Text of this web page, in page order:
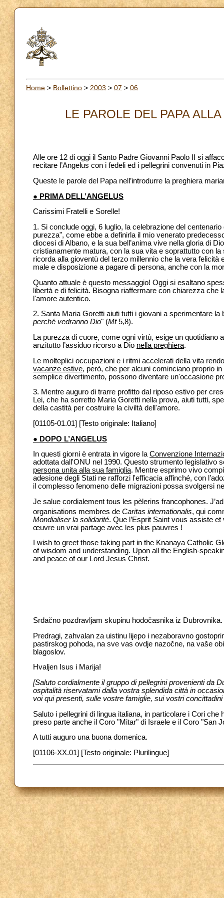
Home > Bollettino > 2003 > 07 > 06
LE PAROLE DEL PAPA
Alle ore 12 di oggi il Santo Padre Giovanni Paolo II si
recitare l’Angelus con i fedeli ed i pellegrini convenuti in
Queste le parole del Papa nell’introdurre la preghiera
● PRIMA DELL’ANGELUS
Carissimi Fratelli e Sorelle!
1. Si conclude oggi, 6 luglio, la celebrazione del
purezza", come ebbe a definirla il mio venerato
diocesi di Albano, e la sua bell’anima vive nella gloria di
cristianamente matura, con la sua vita e soprattutto con
ricorda alla gioventù del terzo millennio che la vera
male e disposizione a pagare di persona, anche con la
Quanto attuale è questo messaggio! Oggi si esaltano
libertà e di felicità. Bisogna riaffermare con chiarezza
l'amore autentico.
2. Santa Maria Goretti aiuti tutti i giovani a sperimentare
perché vedranno Dio" (Mt5,8).
La purezza di cuore, come ogni virtù, esige un
anzitutto l’assiduo ricorso a Dio nella preghiera.
Le molteplici occupazioni e i ritmi accelerati della vita
vacanze estive, però, che per alcuni cominciano proprio
semplice divertimento, possono diventare un'occasione
3. Mentre auguro di trarre profitto dal riposo estivo per
Lei, che ha sorretto Maria Goretti nella prova, aiuti tutti,
della castità per costruire la civiltà dell'amore.
[01105-01.01] [Testo originale: Italiano]
● DOPO L’ANGELUS
In questi giorni è entrata in vigore la Convenzione
adottata dall'ONU nel 1990. Questo strumento legislativo
persona unita alla sua famiglia. Mentre esprimo vivo
adesione degli Stati ne rafforzi l'efficacia affinché, con
il complesso fenomeno delle migrazioni possa svolgersi
Je salue cordialement tous les pèlerins francophones.
organisations membres de Caritas internationalis, qui
Mondialiser la solidarité. Que l’Esprit Saint vous assiste
œuvre un vrai partage avec les plus pauvres !
I wish to greet those taking part in the Knanaya Catholic
of wisdom and understanding. Upon all the English-
and peace of our Lord Jesus Christ.
Srdačno pozdravljam skupinu hodočasnika iz
Predragi, zahvalan za uistinu lijepo i nezaboravno
pastirskog pohoda, na sve vas ovdje nazočne, na vaše
blagoslov.
Hvaljen Isus i Marija!
[Saluto cordialmente il gruppo di pellegrini provenienti da
ospitalità riservatami dalla vostra splendida città in
voi qui presenti, sulle vostre famiglie, sui vostri
Saluto i pellegrini di lingua italiana, in particolare i Cori
preso parte anche il Coro "Mitar" di Israele e il Coro "San
A tutti auguro una buona domenica.
[01106-XX.01] [Testo originale: Plurilingue]